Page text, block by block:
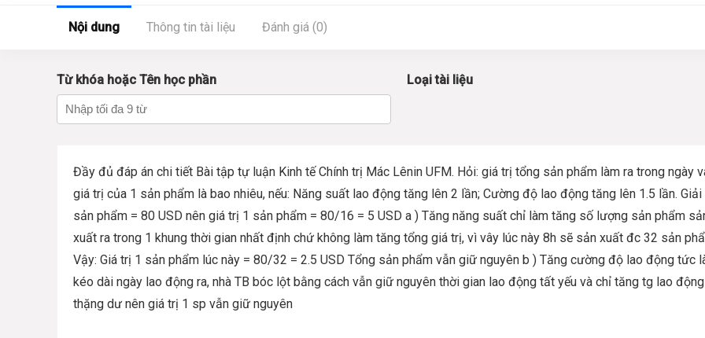
Nội dung Thông tin tài liệu Đánh giá (0)
Từ khóa hoặc Tên học phần Loại tài liệu
Đầy đủ đáp án chi tiết Bài tập tự luận Kinh tế Chính trị Mác Lênin UFM. Hỏi: giá trị tổng sản phẩm làm ra trong ngày
giá trị của 1 sản phẩm là bao nhiêu, nếu: Năng suất lao động tăng lên 2 lần; Cường độ lao động tăng lên 1.5 lần. Giải
sản phẩm = 80 USD nên giá trị 1 sản phẩm = 80/16 = 5 USD a ) Tăng năng suất chỉ làm tăng số lượng sản phẩm
xuất ra trong 1 khung thời gian nhất định chứ không làm tăng tổng giá trị, vì vây lúc này 8h sẽ sản xuất đc 32 sản
Vậy: Giá trị 1 sản phẩm lúc này = 80/32 = 2.5 USD Tổng sản phẩm vẫn giữ nguyên b ) Tăng cường độ lao động tức
kéo dài ngày lao động ra, nhà TB bóc lột bằng cách vẫn giữ nguyên thời gian lao động tất yếu và chỉ tăng tg lao động
thặng dư nên giá trị 1 sp vẫn giữ nguyên